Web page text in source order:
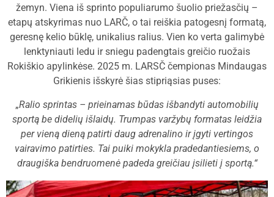
žemyn. Viena iš sprinto populiarumo šuolio priežasčių –
etapų atskyrimas nuo LARČ, o tai reiškia patogesnį formatą,
geresnę kelio būklę, unikalius ralius. Vien ko verta galimybė
lenktyniauti ledu ir sniegu padengtais greičio ruožais
Rokiškio apylinkėse. 2025 m. LARSČ čempionas Mindaugas
Grikienis išskyrė šias stipriąsias puses:
„Ralio sprintas – prieinamas būdas išbandyti automobilių
sportą be didelių išlaidų. Trumpas varžybų formatas leidžia
per vieną dieną patirti daug adrenalino ir įgyti vertingos
vairavimo patirties. Tai puiki mokykla pradedantiesiems, o
draugiška bendruomenė padeda greičiau įsilieti į sportą.“